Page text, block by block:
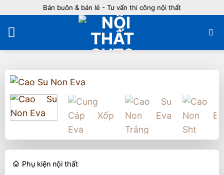
nội
dung
Bán buôn & bán lẻ - Tư vấn thi công nội thất
Phụ kiện nội thất